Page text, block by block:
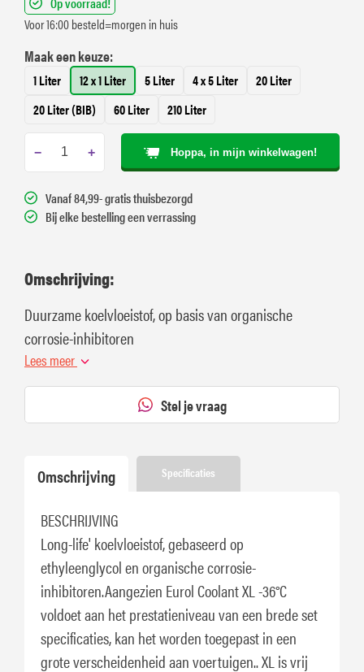
Voor 16:00 besteld=morgen in huis
Maak een keuze:
1 Liter 12 x 1 Liter 5 Liter 4 x 5 Liter
20 Liter
20 Liter (BIB)
60 Liter 210 Liter
− + Hoppa, in mijn winkelwagen!
Vanaf 84,99- gratis thuisbezorgd
Bij elke bestelling een verrassing
Omschrijving:
Duurzame koelvloeistof, op basis van organische
corrosie-inhibitoren
Lees meer
Stel je vraag
Omschrijving Specificaties
BESCHRIJVING
Long-life' koelvloeistof, gebaseerd op
ethyleenglycol en organische corrosie-
inhibitoren.Aangezien Eurol Coolant XL -36°C
voldoet aan het prestatieniveau van een brede set
specificaties, kan het worden toegepast in een
grote verscheidenheid aan voertuigen.. XL is vrij